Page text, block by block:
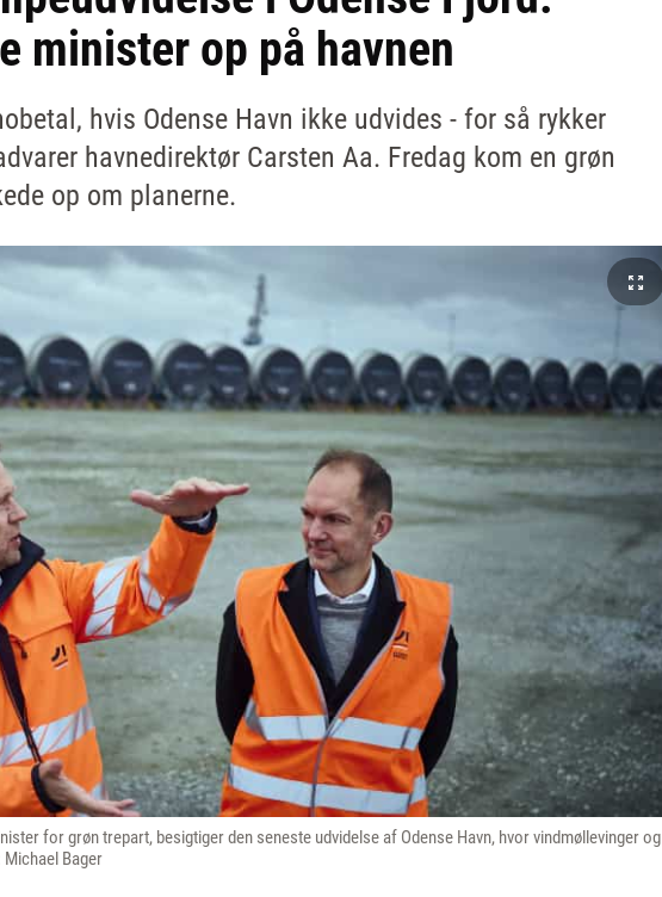
minister op på havnen
hvis Odense Havn ikke udvides - for så rykker
havnedirektør Carsten Aa. Fredag kom en grøn
op om planerne.
for grøn trepart, besigtiger den seneste udvidelse af Odense Havn, hvor vindmøllevinger og
Bager